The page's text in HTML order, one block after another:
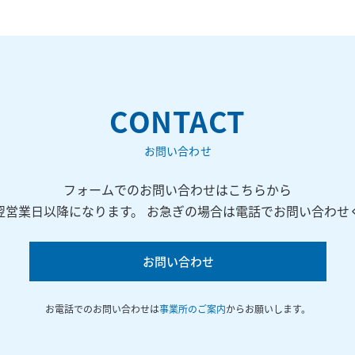
CONTACT
お問い合わせ
フォームでのお問い合わせはこちらから
業日以降になります。 お急ぎの場合は電話でお問い合わせ
お問い合わせ
お電話でのお問い合わせは事業所のご案内からお願いします。